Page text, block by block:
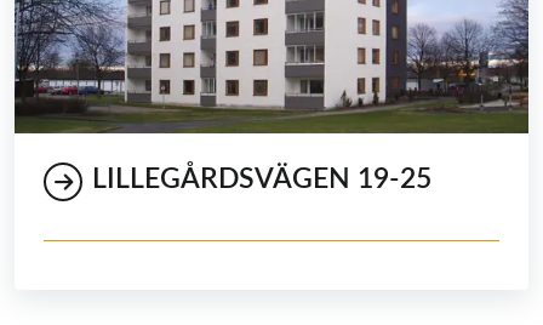
LILLEGÅRDSVÄGEN 19-25